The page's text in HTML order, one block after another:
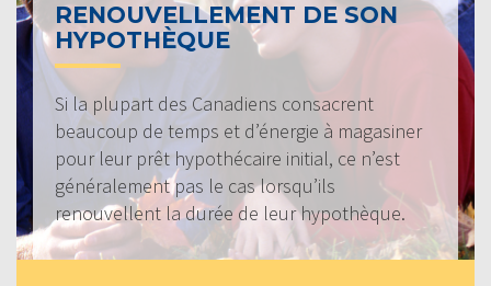
RENOUVELLEMENT DE SON
HYPOTHÈQUE
Si la plupart des Canadiens consacrent
beaucoup de temps et d’énergie à magasiner
pour leur prêt hypothécaire initial, ce n’est
généralement pas le cas lorsqu’ils
renouvellent la durée de leur hypothèque.